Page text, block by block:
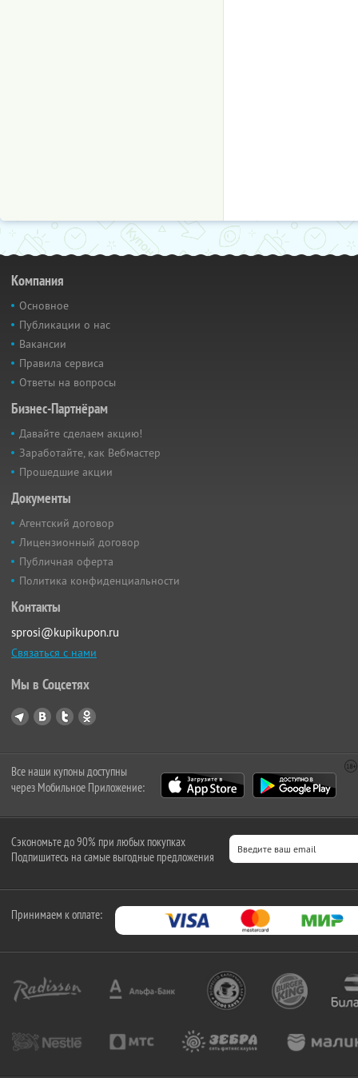
Компания
Основное
Публикации о нас
Вакансии
Правила сервиса
Ответы на вопросы
Бизнес-Партнёрам
Давайте сделаем акцию!
Заработайте, как Вебмастер
Прошедшие акции
Документы
Агентский договор
Лицензионный договор
Публичная оферта
Политика конфиденциальности
Контакты
sprosi@kupikupon.ru
Связаться с нами
Мы в Соцсетях
Все наши купоны доступны
через Мобильное Приложение:
Сэкономьте до 90% при любых покупках
Подпишитесь на самые выгодные предложения
Принимаем к оплате: